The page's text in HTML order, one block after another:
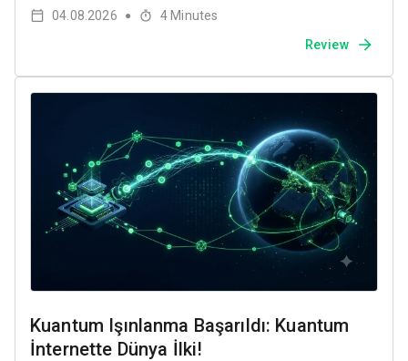
04.08.2026 ● 4 Minutes
Review
Kuantum Işınlanma Başarıldı: Kuantum
İnternette Dünya İlki!